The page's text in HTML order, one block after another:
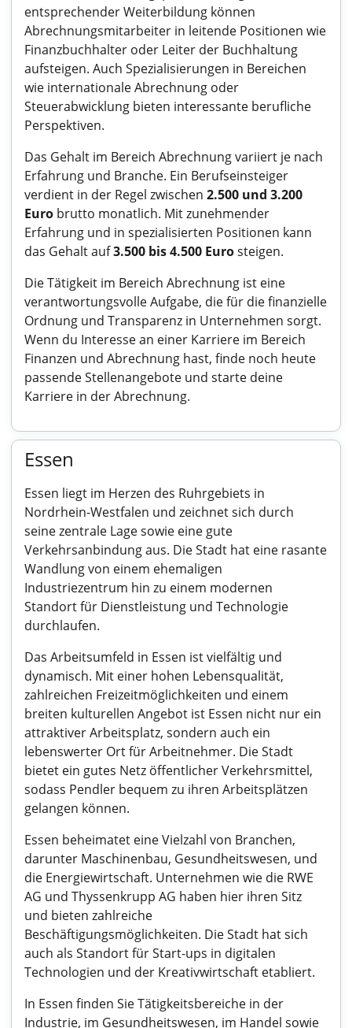
entsprechender Weiterbildung können
Abrechnungsmitarbeiter in leitende Positionen wie
Finanzbuchhalter oder Leiter der Buchhaltung
aufsteigen. Auch Spezialisierungen in Bereichen
wie internationale Abrechnung oder
Steuerabwicklung bieten interessante berufliche
Perspektiven.
Das Gehalt im Bereich Abrechnung variiert je nach
Erfahrung und Branche. Ein Berufseinsteiger
verdient in der Regel zwischen 2.500 und 3.200
Euro brutto monatlich. Mit zunehmender
Erfahrung und in spezialisierten Positionen kann
das Gehalt auf3.500 bis 4.500 Eurosteigen.
Die Tätigkeit im Bereich Abrechnung ist eine
verantwortungsvolle Aufgabe, die für die finanzielle
Ordnung und Transparenz in Unternehmen sorgt.
Wenn du Interesse an einer Karriere im Bereich
Finanzen und Abrechnung hast, finde noch heute
passende Stellenangebote und starte deine
Karriere in der Abrechnung.
Essen
Essen liegt im Herzen des Ruhrgebiets in
Nordrhein-Westfalen und zeichnet sich durch
seine zentrale Lage sowie eine gute
Verkehrsanbindung aus. Die Stadt hat eine rasante
Wandlung von einem ehemaligen
Industriezentrum hin zu einem modernen
Standort für Dienstleistung und Technologie
durchlaufen.
Das Arbeitsumfeld in Essen ist vielfältig und
dynamisch. Mit einer hohen Lebensqualität,
zahlreichen Freizeitmöglichkeiten und einem
breiten kulturellen Angebot ist Essen nicht nur ein
attraktiver Arbeitsplatz, sondern auch ein
lebenswerter Ort für Arbeitnehmer. Die Stadt
bietet ein gutes Netz öffentlicher Verkehrsmittel,
sodass Pendler bequem zu ihren Arbeitsplätzen
gelangen können.
Essen beheimatet eine Vielzahl von Branchen,
darunter Maschinenbau, Gesundheitswesen, und
die Energiewirtschaft. Unternehmen wie die RWE
AG und Thyssenkrupp AG haben hier ihren Sitz
und bieten zahlreiche
Beschäftigungsmöglichkeiten. Die Stadt hat sich
auch als Standort für Start-ups in digitalen
Technologien und der Kreativwirtschaft etabliert.
In Essen finden Sie Tätigkeitsbereiche in der
Industrie, im Gesundheitswesen, im Handel sowie